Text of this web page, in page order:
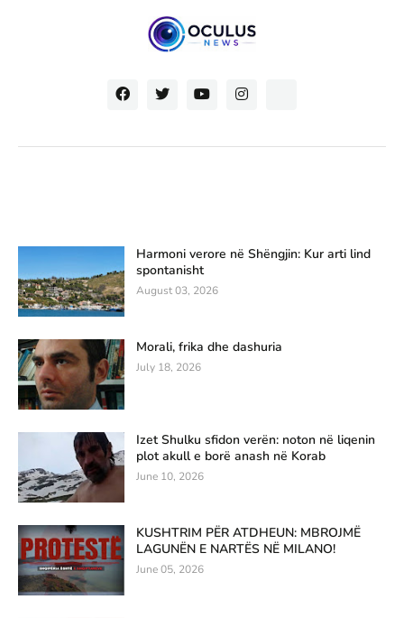
Harmoni verore në Shëngjin: Kur arti lind
spontanisht
August 03, 2026
Morali, frika dhe dashuria
July 18, 2026
Izet Shulku sfidon verën: noton në liqenin
plot akull e borë anash në Korab
June 10, 2026
KUSHTRIM PËR ATDHEUN: MBROJMË
LAGUNËN E NARTËS NË MILANO!
June 05, 2026